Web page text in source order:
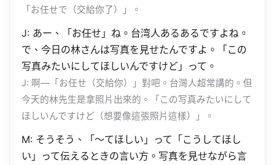
「お任せで（交給你了）」。
J: あー、「お任せ」ね。台湾人あるあるですよね。
で、今日の林さんは写真を見せたんですよ。「この
写真みたいにしてほしいんですけど」って。
J: 啊—「お任せ（交給你）」對吧。台灣人超常講的。但
今天的林先生是拿照片出來的。「この写真みたいにして
ほしいんですけど（想要像這張照片這樣）」。
M: そうそう、「〜てほしい」って「こうしてほし
い」って伝えるときの言い方。写真を見せながら言